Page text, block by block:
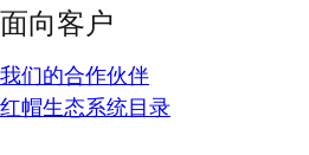
面向客户
我们的合作伙伴
红帽生态系统目录